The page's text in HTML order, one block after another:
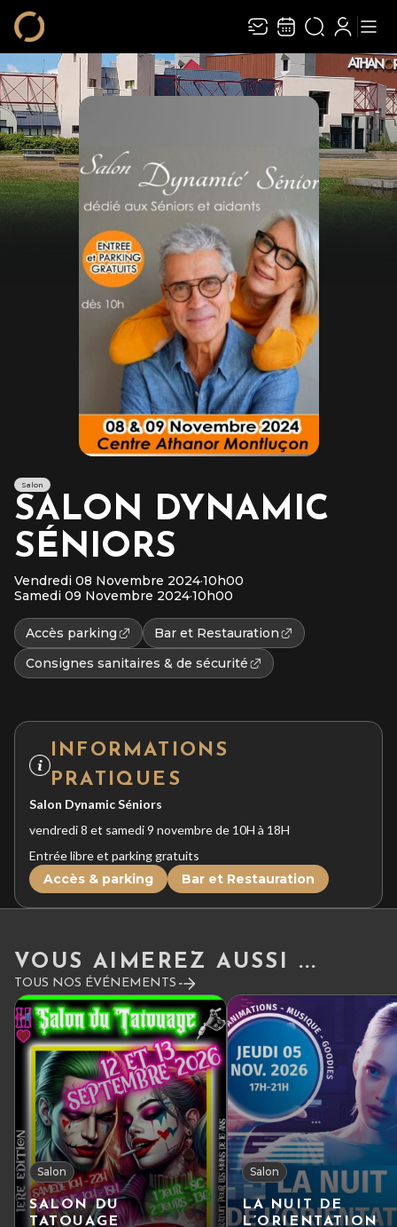
Recevez toute l’actualité en vous abonnant à
ENVOYER
Rivaj Group traite votre adresse électronique pour la gestion de votre
Athanor . Vous pouvez retirer votre
consentement à tout moment. Pour en savoir plus, consultez notre politique de
protection des données.
Salon
SALON DYNAMIC
SÉNIORS
Vendredi 08 Novembre 2024·10h00
Samedi 09 Novembre 2024·10h00
Accès parking
Bar et Restauration
Consignes sanitaires & de sécurité
INFORMATIONS
PRATIQUES
Salon Dynamic Séniors
vendredi 8 et samedi 9 novembre de 10H à 18H
Entrée libre et parking gratuits
Accès & parking Bar et Restauration
VOUS AIMEREZ AUSSI ...
TOUS NOS ÉVÉNEMENTS
Salon
SALON DU
TATOUAGE
Salon
LA NUIT DE
L’ORIENTATION